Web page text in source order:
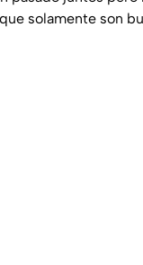
solamente son